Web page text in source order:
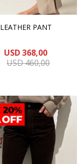
LEATHER PANT
USD368,00
USD460,00